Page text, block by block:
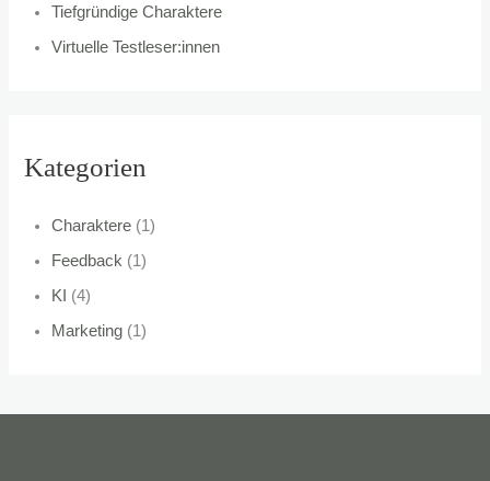
Tiefgründige Charaktere
Virtuelle Testleser:innen
Kategorien
Charaktere (1)
Feedback (1)
KI (4)
Marketing (1)